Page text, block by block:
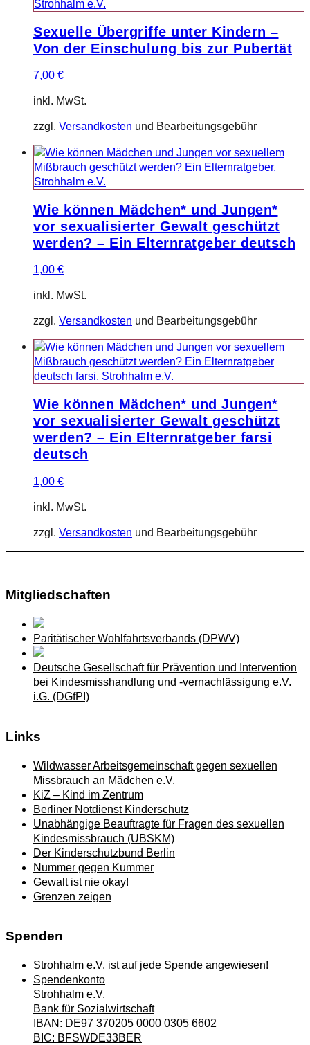
Sexuelle Übergriffe unter Kindern –
Von der Einschulung bis zur Pubertät
7,00 €
inkl. MwSt.
zzgl. Versandkosten und Bearbeitungsgebühr
Wie können Mädchen* und Jungen*
vor sexualisierter Gewalt geschützt
werden? – Ein Elternratgeber deutsch
1,00 €
inkl. MwSt.
zzgl. Versandkosten und Bearbeitungsgebühr
Wie können Mädchen* und Jungen*
vor sexualisierter Gewalt geschützt
werden? – Ein Elternratgeber farsi
deutsch
1,00 €
inkl. MwSt.
zzgl. Versandkosten und Bearbeitungsgebühr
Mitgliedschaften
Paritätischer Wohlfahrtsverbands (DPWV)
Deutsche Gesellschaft für Prävention und Intervention
bei Kindesmisshandlung und -vernachlässigung e.V.
i.G. (DGfPI)
Links
Wildwasser Arbeitsgemeinschaft gegen sexuellen
Missbrauch an Mädchen e.V.
KiZ – Kind im Zentrum
Berliner Notdienst Kinderschutz
Unabhängige Beauftragte für Fragen des sexuellen
Kindesmissbrauch (UBSKM)
Der Kinderschutzbund Berlin
Nummer gegen Kummer
Gewalt ist nie okay!
Grenzen zeigen
Spenden
Strohhalm e.V. ist auf jede Spende angewiesen!
Spendenkonto
Strohhalm e.V.
Bank für Sozialwirtschaft
IBAN: DE97 370205 0000 0305 6602
BIC: BFSWDE33BER